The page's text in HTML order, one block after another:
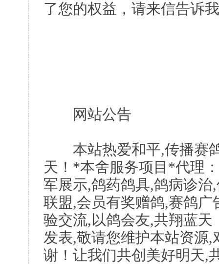
了您的权益，请来信告诉
网站公告
本站热爱和平,传播赛鸽
天！*本舍服务项目*代理
军展示,鸽药鸽具,鸽病诊
联盟,会员有奖赠鸽,赛鸽
验交流,以鸽会友,共翔蓝
发表,敬请您维护本站资源
谢！让我们共创美好明天,